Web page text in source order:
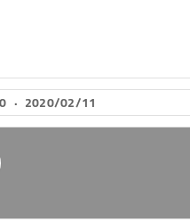
2020/02/11
·